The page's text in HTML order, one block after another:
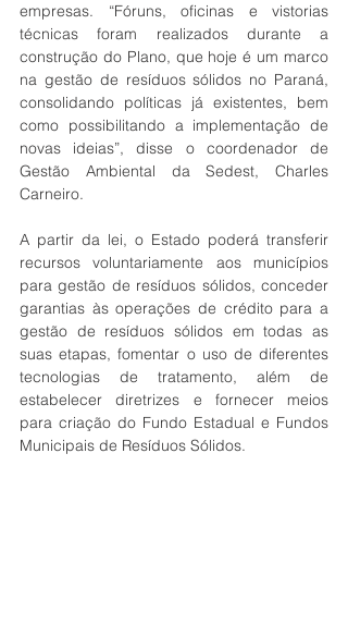
empresas. “Fóruns, oficinas e vistorias
técnicas foram realizados durante a
construção do Plano, que hoje é um marco
na gestão de resíduos sólidos no Paraná,
consolidando políticas já existentes, bem
como possibilitando a implementação de
novas ideias”, disse o coordenador de
Gestão Ambiental da Sedest, Charles
Carneiro.
A partir da lei, o Estado poderá transferir
recursos voluntariamente aos municípios
para gestão de resíduos sólidos, conceder
garantias às operações de crédito para a
gestão de resíduos sólidos em todas as
suas etapas, fomentar o uso de diferentes
tecnologias de tratamento, além de
estabelecer diretrizes e fornecer meios
para criação do Fundo Estadual e Fundos
Municipais de Resíduos Sólidos.